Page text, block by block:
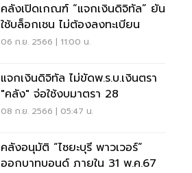
คลังเปิดเกณฑ์ “แจกเงินดิจิทัล” ยัน
ใช้บล็อกเชน ไม่ต้องลงทะเบียน
06 ก.ย. 2566 | 11:00 น.
แจกเงินดิจิทัล ไม่ขัดพ.ร.บ.เงินตรา
"คลัง" จ่อใช้งบมาตรา 28
08 ก.ย. 2566 | 05:47 น.
คลังอนุมัติ “ไซยะบุรี พาวเวอร์”
ออกบาทบอนด์ ภายใน 31 พ.ค.67